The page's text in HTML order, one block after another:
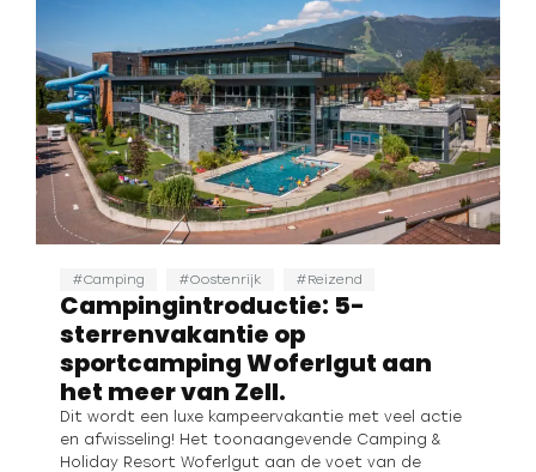
Camping Oostenrijk Reizend
Campingintroductie: 5-
sterrenvakantie op
sportcamping Woferlgut aan
het meer van Zell.
Dit wordt een luxe kampeervakantie met veel actie
en afwisseling! Het toonaangevende Camping &
Holiday Resort Woferlgut aan de voet van de